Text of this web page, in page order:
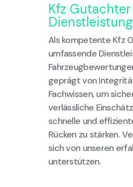
Kfz
Als kompetente Kfz
umfassende
geprägt von
Fachwissen, um
verlässliche
schnelle und
Rücken zu stärken.
sich von unseren
unterstützen.